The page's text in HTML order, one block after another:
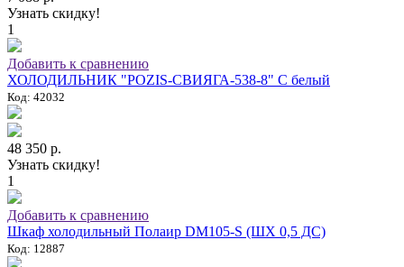
Узнать скидку!
1
Добавить к сравнению
ХОЛОДИЛЬНИК "POZIS-СВИЯГА-538-8" C белый
Код: 42032
48 350 р.
Узнать скидку!
1
Добавить к сравнению
Шкаф холодильный Полаир DM105-S (ШХ 0,5 ДС)
Код: 12887